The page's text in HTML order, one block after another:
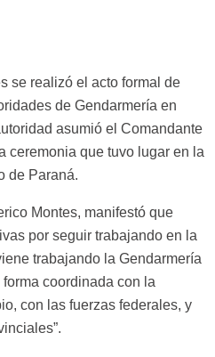
se realizó el acto formal de
de Gendarmería en
asumió el Comandante
ceremonia que tuvo lugar en la
de Paraná.
Montes, manifestó que
por seguir trabajando en la
trabajando la Gendarmería
coordinada con la
con las fuerzas federales, y